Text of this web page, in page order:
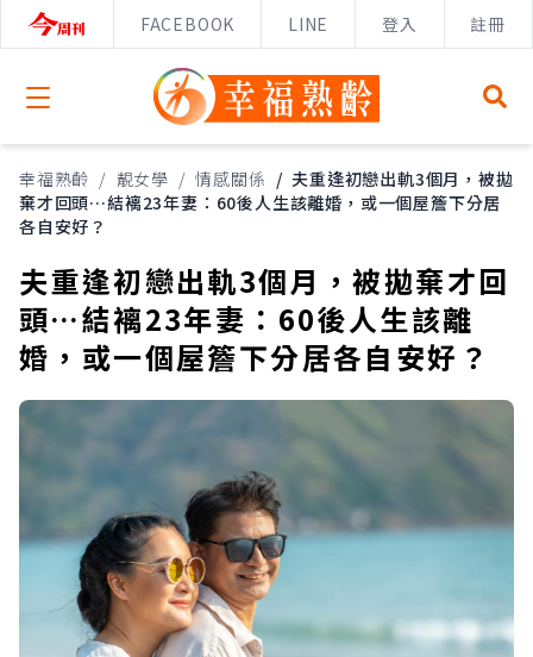
FACEBOOK LINE 登入 註冊
Open menu
幸福熟齡 / 靚女學 / 情感關係 / 夫重逢初戀出軌3個月，被拋
棄才回頭…結褵23年妻：60後人生該離婚，或一個屋簷下分居
各自安好？
夫重逢初戀出軌3個月，被拋棄才回
頭…結褵23年妻：60後人生該離
婚，或一個屋簷下分居各自安好？